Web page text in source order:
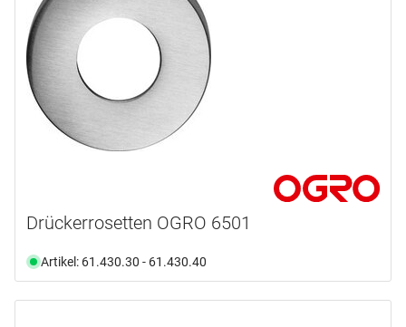
Drückerrosetten OGRO 6501
Artikel: 61.430.30 - 61.430.40